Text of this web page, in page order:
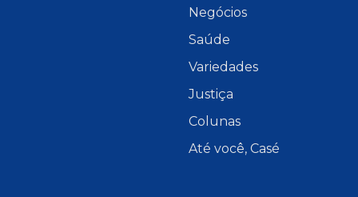
Negócios
Saúde
Variedades
Justiça
Colunas
Até você, Casé